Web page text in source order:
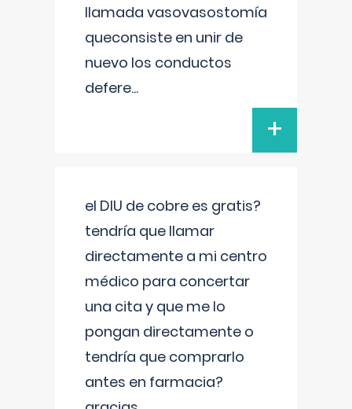
llamada vasovasostomía
queconsiste en unir de
nuevo los conductos
defere...
+
el DIU de cobre es gratis?
tendría que llamar
directamente a mi centro
médico para concertar
una cita y que me lo
pongan directamente o
tendría que comprarlo
antes en farmacia?